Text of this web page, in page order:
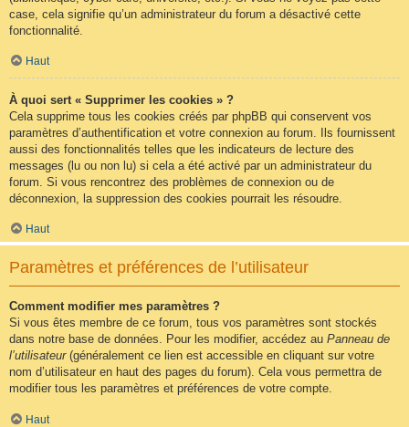
case, cela signifie qu’un administrateur du forum a désactivé cette
fonctionnalité.
Haut
À quoi sert « Supprimer les cookies » ?
Cela supprime tous les cookies créés par phpBB qui conservent vos
paramètres d’authentification et votre connexion au forum. Ils fournissent
aussi des fonctionnalités telles que les indicateurs de lecture des
messages (lu ou non lu) si cela a été activé par un administrateur du
forum. Si vous rencontrez des problèmes de connexion ou de
déconnexion, la suppression des cookies pourrait les résoudre.
Haut
Paramètres et préférences de l’utilisateur
Comment modifier mes paramètres ?
Si vous êtes membre de ce forum, tous vos paramètres sont stockés
dans notre base de données. Pour les modifier, accédez au Panneau de
l’utilisateur(généralement ce lien est accessible en cliquant sur votre
nom d’utilisateur en haut des pages du forum). Cela vous permettra de
modifier tous les paramètres et préférences de votre compte.
Haut